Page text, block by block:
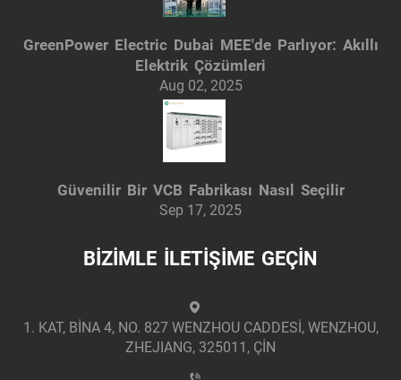
GreenPower Electric Dubai MEE'de Parlıyor: Akıllı
Elektrik Çözümleri
Aug 02, 2025
Güvenilir Bir VCB Fabrikası Nasıl Seçilir
Sep 17, 2025
BİZİMLE İLETİŞİME GEÇİN
1. KAT, BİNA 4, NO. 827 WENZHOU CADDESİ, WENZHOU,
ZHEJIANG, 325011, ÇİN